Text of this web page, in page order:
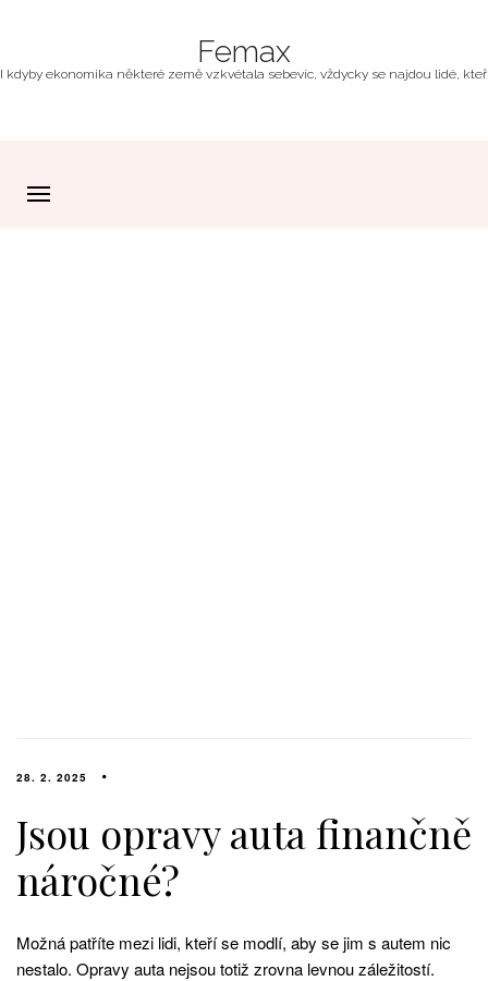
Femax
I kdyby ekonomika některé země vzkvétala sebevíc, vždycky se najdou lidé,
28. 2. 2025
Jsou opravy auta finančně
náročné?
Možná patříte mezi lidi, kteří se modlí, aby se jim s autem nic
nestalo. Opravy auta nejsou totiž zrovna levnou záležitostí.